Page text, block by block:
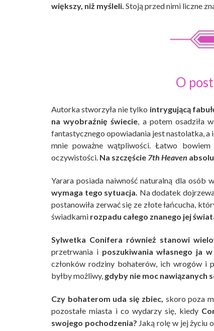
większy, niż myśleli. Stoją przed nimi liczne
O
Autorka stworzyła nie tylko intrygującą
na wyobraźnię świecie , a potem osadziła
fantastycznego opowiadania jest nastolatka,
mnie poważne wątpliwości. Łatwo
oczywistości. Na szczęście 7th Heaven
Yarara posiada naiwność naturalną dla osób
wymaga tego sytuacja. Na dodatek
postanowiła zerwać się ze złote łańcucha,
świadkami rozpadu całego znanego jej
Sylwetka Conifera również stanowi
przetrwania i poszukiwania własnego ja
członków rodziny bohaterów, ich wrogów i
byłby możliwy, gdyby nie moc nawiązanych
Czy bohaterom uda się zbiec, skoro poza
pozostałe miasta i co wydarzy się, kiedy
swojego pochodzenia? Jaką rolę w jej życiu